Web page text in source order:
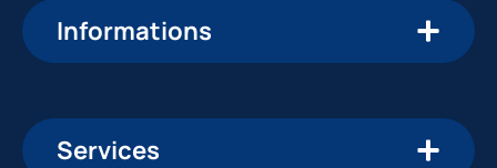
Informations
Services